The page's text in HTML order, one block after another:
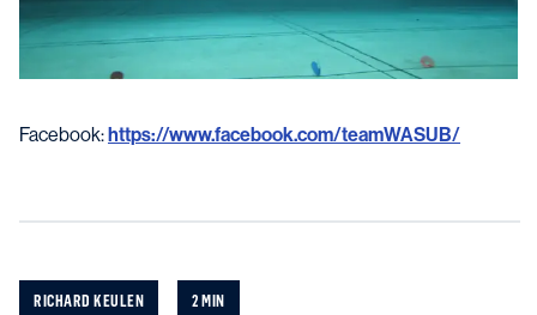
Facebook:https://www.facebook.com/teamWASUB/
RICHARD KEULEN 2 MIN